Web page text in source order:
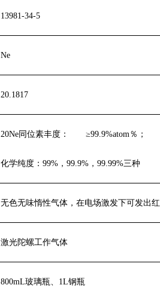
13981-34-5
Ne
20.1817
20Ne 同位素丰度： ≥99.9%atom ％；
化学纯度： 99% ， 99.9% ， 99.99%三种
无色无味惰性气体，在电场激发下可发出
激光陀螺工作气体
800mL玻璃瓶、 1L钢瓶